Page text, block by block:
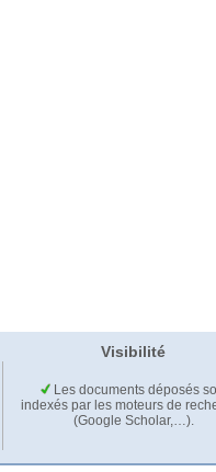
Visibilité
Les documents déposés
indexés par les moteurs de
(Google Scholar,…).